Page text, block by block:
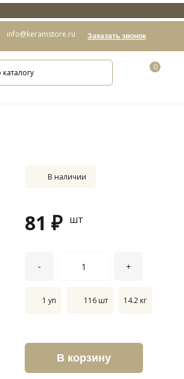
info@keramstore.ru Заказать звонок
0
В наличии
81 ₽ шт
- +
1 уп 116 шт 14.2 кг
В корзину